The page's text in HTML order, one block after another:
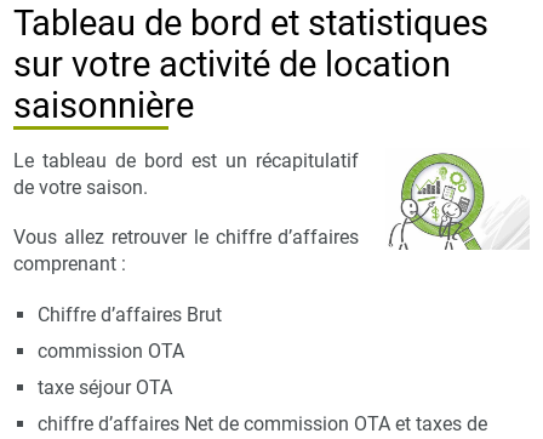
Tableau de bord et statistiques
sur votre activité de location
saisonnière
Le tableau de bord est un récapitulatif
de votre saison.
Vous allez retrouver le chiffre d’affaires
comprenant :
Chiffre d’affaires Brut
commission OTA
taxe séjour OTA
chiffre d’affaires Net de commission OTA et taxes de